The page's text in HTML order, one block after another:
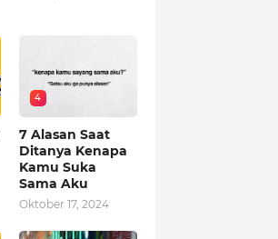
4
7 Alasan Saat
Ditanya Kenapa
Kamu Suka
Sama Aku
Oktober 17, 2024